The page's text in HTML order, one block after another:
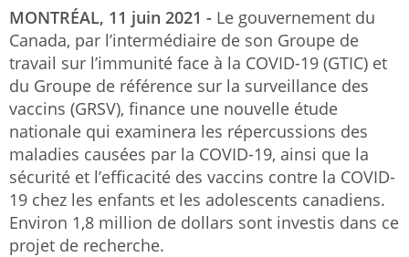
MONTRÉAL, 11 juin 2021 - Le gouvernement du
Canada, par l’intermédiaire de son Groupe de
travail sur l’immunité face à la COVID-19 (GTIC) et
du Groupe de référence sur la surveillance des
vaccins (GRSV), finance une nouvelle étude
nationale qui examinera les répercussions des
maladies causées par la COVID-19, ainsi que la
sécurité et l’efficacité des vaccins contre la COVID-
19 chez les enfants et les adolescents canadiens.
Environ 1,8 million de dollars sont investis dans ce
projet de recherche.